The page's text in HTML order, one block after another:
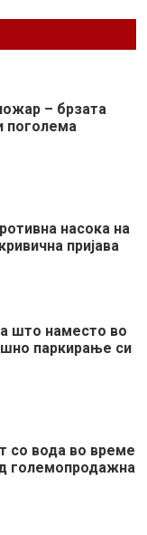
– брзата
поголема
насока на
пријава
што наместо во
паркирање си
со вода во време
големопродажна